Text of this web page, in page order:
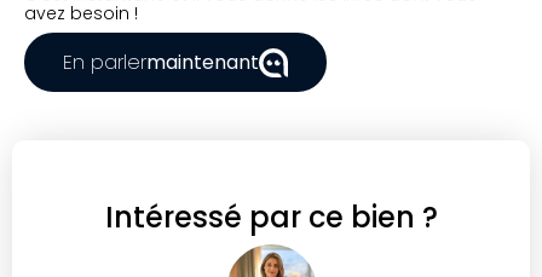
avez besoin !
En parlermaintenant
Intéressé par ce bien ?